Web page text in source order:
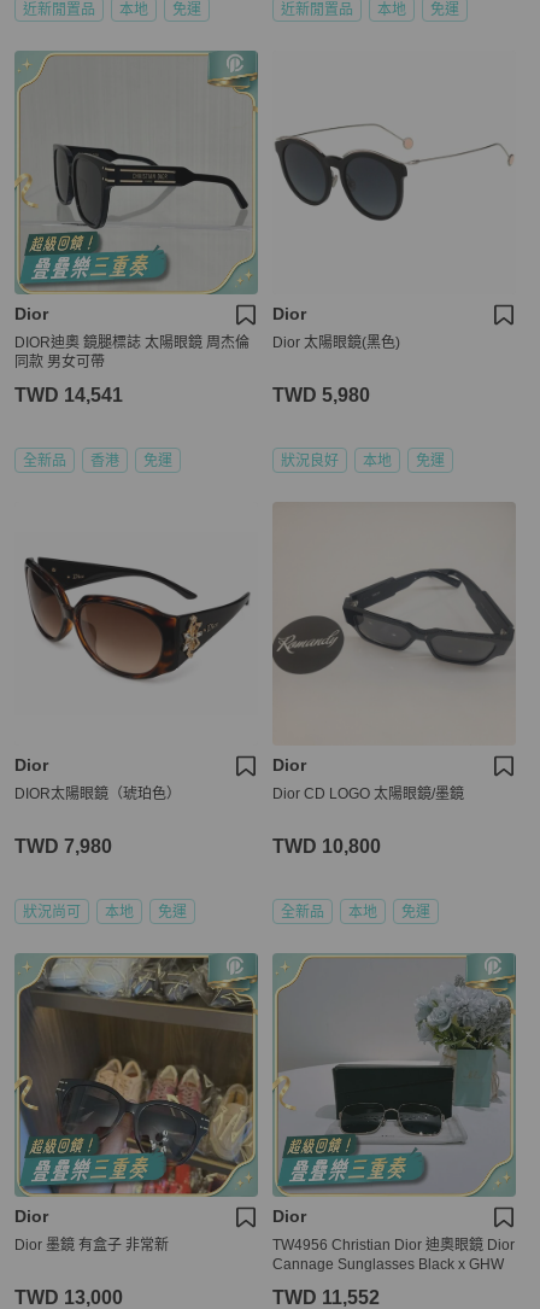
近新閒置品 本地 免運 近新閒置品 本地 免運
Dior
DIOR迪奧 鏡腿標誌 太陽眼鏡 周杰倫
同款 男女可帶
TWD 14,541
全新品 香港 免運
Dior
Dior 太陽眼鏡(黑色)
TWD 5,980
狀況良好 本地 免運
Dior
DIOR太陽眼鏡（琥珀色）
TWD 7,980
狀況尚可 本地 免運
Dior
Dior CD LOGO 太陽眼鏡/墨鏡
TWD 10,800
全新品 本地 免運
Dior
Dior 墨鏡 有盒子 非常新
TWD 13,000
Dior
TW4956 Christian Dior 迪奧眼鏡 Dior
Cannage Sunglasses Black x GHW
TWD 11,552